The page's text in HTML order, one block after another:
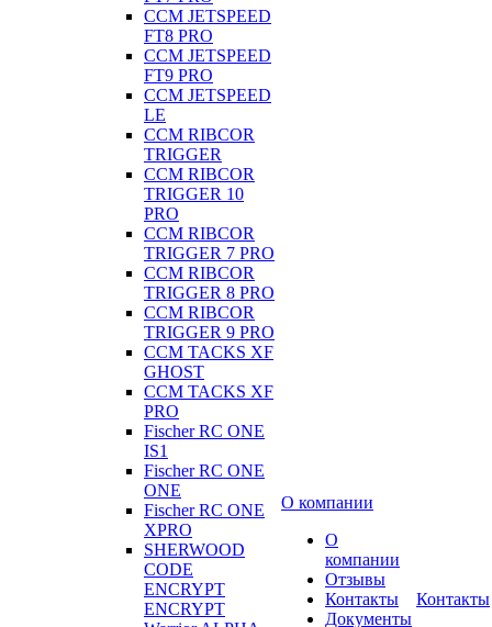
CCM JETSPEED
FT8 PRO
CCM JETSPEED
FT9 PRO
CCM JETSPEED
LE
CCM RIBCOR
TRIGGER
CCM RIBCOR
TRIGGER 10
PRO
CCM RIBCOR
TRIGGER 7 PRO
CCM RIBCOR
TRIGGER 8 PRO
CCM RIBCOR
TRIGGER 9 PRO
CCM TACKS XF
GHOST
CCM TACKS XF
PRO
Fischer RC ONE
IS1
Fischer RC ONE
ONE
Fischer RC ONE
XPRO
SHERWOOD
CODE
ENCRYPT
ENCRYPT
О компании
О
компании
Отзывы
Контакты
Документы
Контакты